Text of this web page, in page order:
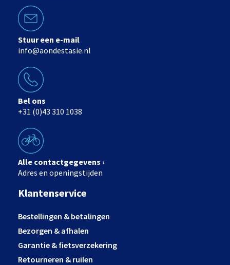
Stuur een e-mail
info@aondestasie.nl
Bel ons
+31 (0)43 310 1038
Alle contactgegevens ›
Adres en openingstijden
Klantenservice
Bestellingen & betalingen
Bezorgen & afhalen
Garantie & fietsverzekering
Retourneren & ruilen